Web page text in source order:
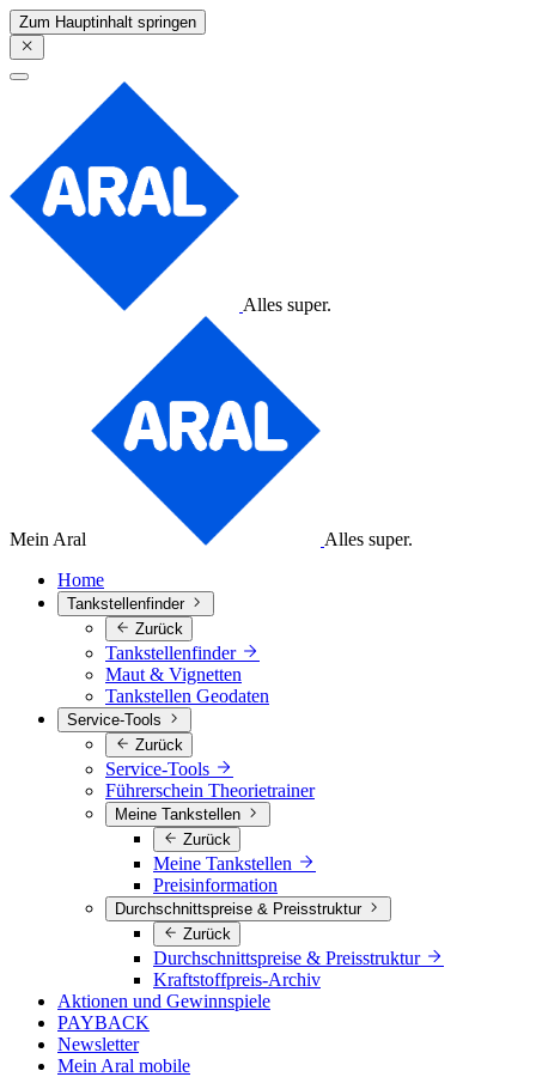
Zum Hauptinhalt springen
Alles super.
Mein Aral
Alles super.
Home
Tankstellenfinder
Zurück
Tankstellenfinder
Maut & Vignetten
Tankstellen Geodaten
Service-Tools
Zurück
Service-Tools
Führerschein Theorietrainer
Meine Tankstellen
Zurück
Meine Tankstellen
Preisinformation
Durchschnittspreise & Preisstruktur
Zurück
Durchschnittspreise & Preisstruktur
Kraftstoffpreis-Archiv
Aktionen und Gewinnspiele
PAYBACK
Newsletter
Mein Aral mobile